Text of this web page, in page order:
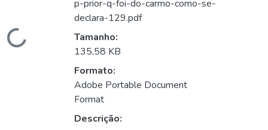
Carregando...
p-prior-q-foi-do-carmo-como-se-
declara-129.pdf
Tamanho:
135,58 KB
Formato:
Adobe Portable Document
Format
Descrição: